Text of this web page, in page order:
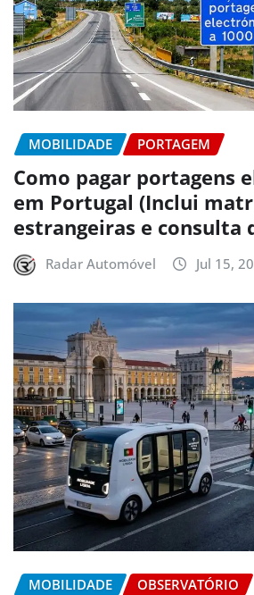
MOBILIDADE PORTAGEM
Como pagar portagens
em Portugal (Inclui
estrangeiras e consulta
Radar Automóvel Jul 15,
MOBILIDADE
OBSERVATÓRIO